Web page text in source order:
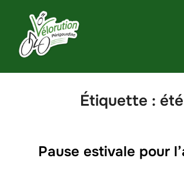
contenu
Étiquette : été
Pause estivale pour